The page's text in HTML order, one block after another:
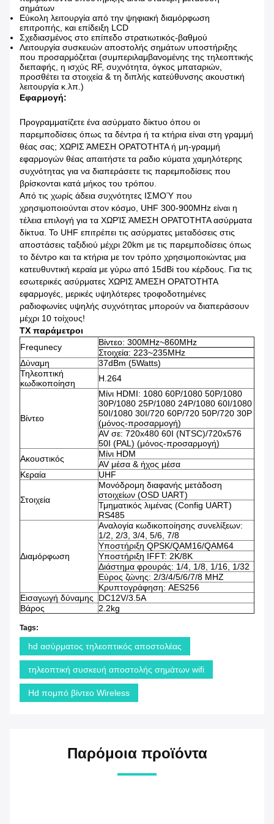
σημάτων
Εύκολη λειτουργία από την ψηφιακή διαμόρφωση
επιτροπής, και επίδειξη LCD
Σχεδιασμένος στο επίπεδο στρατιωτικός-βαθμού
Λειτουργία συσκευών αποστολής σημάτων υποστήριξης
που προσαρμόζεται (συμπεριλαμβανομένης της τηλεοπτικής
διεπαφής, η ισχύς RF, συχνότητα, όγκος μπαταριών,
προσθέτει τα στοιχεία & τη διπλής κατεύθυνσης ακουστική
λειτουργία κ.λπ.)
Εφαρμογή:
Προγραμματίζετε ένα ασύρματο δίκτυο όπου οι
παρεμποδίσεις όπως τα δέντρα ή τα κτήρια είναι στη γραμμή
θέας σας; ΧΩΡΙΣ ΆΜΕΣΗ ΟΡΑΤΌΤΗΤΑ ή μη-γραμμή
εφαρμογών θέας απαιτήστε τα ραδιο κύματα χαμηλότερης
συχνότητας για να διαπεράσετε τις παρεμποδίσεις που
βρίσκονται κατά μήκος του τρόπου.
Από τις χωρίς άδεια συχνότητες ΙΣΜΟΎ που
χρησιμοποιούνται στον κόσμο, UHF 300-900MHz είναι η
τέλεια επιλογή για τα ΧΩΡΊΣ ΆΜΕΣΗ ΟΡΑΤΌΤΗΤΑ ασύρματα
δίκτυα. Το UHF επιτρέπει τις ασύρματες μεταδόσεις στις
αποστάσεις ταξιδιού μέχρι 20km με τις παρεμποδίσεις όπως
το δέντρο και τα κτήρια με τον τρόπο χρησιμοποιώντας μια
κατευθυντική κεραία με γύρω από 15dBi του κέρδους. Για τις
εσωτερικές ασύρματες ΧΩΡΙΣ ΆΜΕΣΗ ΟΡΑΤΌΤΗΤΑ
εφαρμογές, μερικές υψηλότερες τροφοδοτημένες
ραδιοφωνίες υψηλής συχνότητας μπορούν να διαπεράσουν
μέχρι 10 τοίχους!
TX παράμετροι
Frequnecy
Βίντεο: 300MHz~860MHz
Στοιχεία: 223~235MHz
Δύναμη
37dBm (5Watts)
Τηλεοπτική
κωδικοποίηση
H.264
Βίντεο
Μίνι HDMI: 1080 60P/1080 50P/1080
30P/1080 25P/1080 24P/1080 60I/1080
50I/1080 30I/720 60P/720 50P/720 30P
(μόνος-προσαρμογή)
AV σε: 720x480 60I (NTSC)/720x576
50I (PAL) (μόνος-προσαρμογή)
Ακουστικός
Μίνι HDM
AV μέσα & ήχος μέσα
Κεραία
UHF
Στοιχεία
Μονόδρομη διαφανής μετάδοση
στοιχείων (OSD UART)
Τμηματικός λιμένας (Config UART)
RS485
Διαμόρφωση
Αναλογία κωδικοποίησης συνελίξεων:
1/2, 2/3, 3/4, 5/6, 7/8
Υποστήριξη QPSK/QAM16/QAM64
Υποστήριξη IFFT: 2K/8K
Διάστημα φρουράς: 1/4, 1/8, 1/16, 1/32
Εύρος ζώνης: 2/3/4/5/6/7/8 MHZ
Κρυπτογράφηση: AES256
Εισαγωγή δύναμης
DC12V/3.5A
Βάρος
2.2kg
Tags:
hd ασύρματος τηλεοπτικός αποστολέας
τηλεοπτική συσκευή αποστολής σημάτων wifi
Hd πομπό βίντεο Wireless
Παρόμοια προϊόντα